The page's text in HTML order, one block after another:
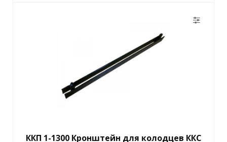
ККП 1-1300 Кронштейн для колодцев ККС